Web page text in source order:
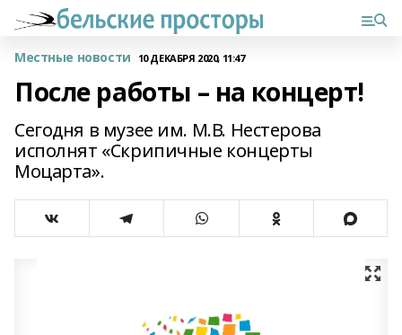
Местные новости 10 ДЕКАБРЯ 2020, 11:47
После работы – на концерт!
Сегодня в музее им. М.В. Нестерова
исполнят «Скрипичные концерты
Моцарта».